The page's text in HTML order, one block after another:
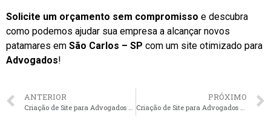
Solicite um orçamento sem compromisso e descubra
como podemos ajudar sua empresa a alcançar novos
patamares em São Carlos – SP com um site otimizado para
Advogados!
ANTERIOR
Criação de Site para Advogados em Blumenau – SC faça seu orçamento
PRÓXIMO
Criação de Site para Advogados em Aracaju – SE faça seu orçamento